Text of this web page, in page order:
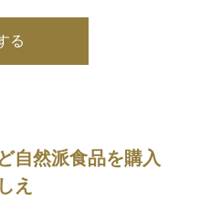
る
自然派食品を購入
え